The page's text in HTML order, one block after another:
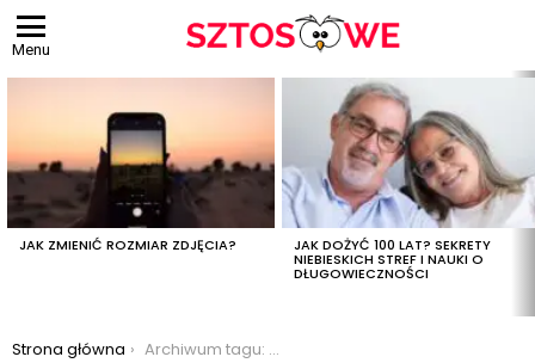
Menu
JAK ZMIENIĆ ROZMIAR ZDJĘCIA? JAK DOŻYĆ 100 LAT? SEKRETY
NIEBIESKICH STREF I NAUKI O
DŁUGOWIECZNOŚCI
Jesteś tutaj:
Strona główna Archiwum tagu: przyspieszenie metabolizmu